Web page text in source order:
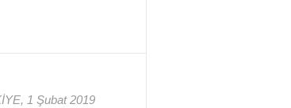
1 Şubat 2019